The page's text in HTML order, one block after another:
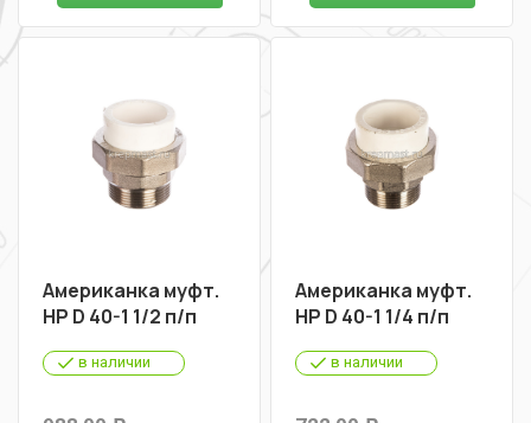
Американка муфт.
НР D 40-1 1/2 п/п
в наличии
Американка муфт.
НР D 40-1 1/4 п/п
в наличии